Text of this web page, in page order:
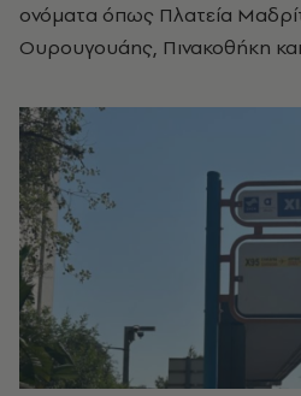
ονόματα όπως Πλατεία
Ουρουγουάης, Πινακοθήκη